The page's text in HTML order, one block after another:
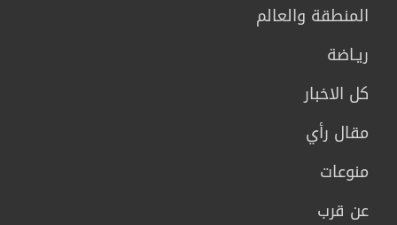
المنطقة والعالم
ريـاضة
كل الاخبار
مقال رأي
منوعات
عن قرب